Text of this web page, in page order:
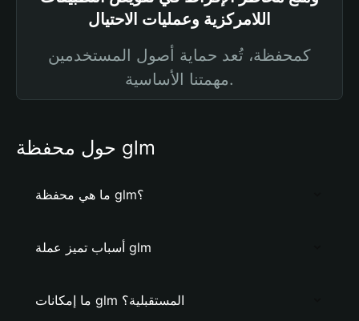
اللامركزية وعمليات الاحتيال
كمحفظة، تُعد حماية أصول المستخدمين
مهمتنا الأساسية.
حول محفظة glm
ما هي محفظة glm؟
أسباب تميز عملة glm
ما إمكانات glm المستقبلية؟